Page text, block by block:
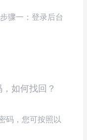
骤一：登录后台
如何找回？
码，您可按照以